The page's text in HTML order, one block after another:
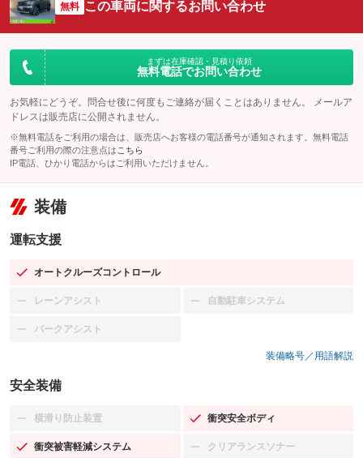
無料 この車両に関するお問い合わせ
まずは在庫確認・見積り依頼
無料電話でお問い合わせ
お気軽にどうぞ。問合せ後に何度もご連絡が届くことはありません。 メールア
ドレスは販売店に公開されません。
※無料電話をご利用の場合は、販売店へお客様の電話番号が通知されます。無料電話
番号ご利用の際の注意点は こちら
IP電話、ひかり電話からはご利用いただけません。
装備
運転支援
オートクルーズコントロール
：装備あり
レーンアシスト
：装備なし 自動駐車システム
：装備なし
パークアシスト
：装備なし
装備略号／用語解説
安全装備
横滑り防止装置
：装備なし 衝突安全ボディ
：装備あり
衝突被害軽減システム
：装備あり クリアランスソナー
：装備なし